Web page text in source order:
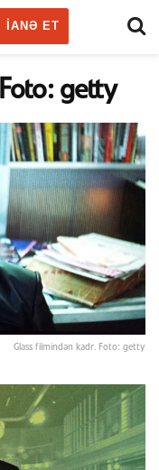
IANƏ ET
getty
Glass filmindən kadr. Foto: getty